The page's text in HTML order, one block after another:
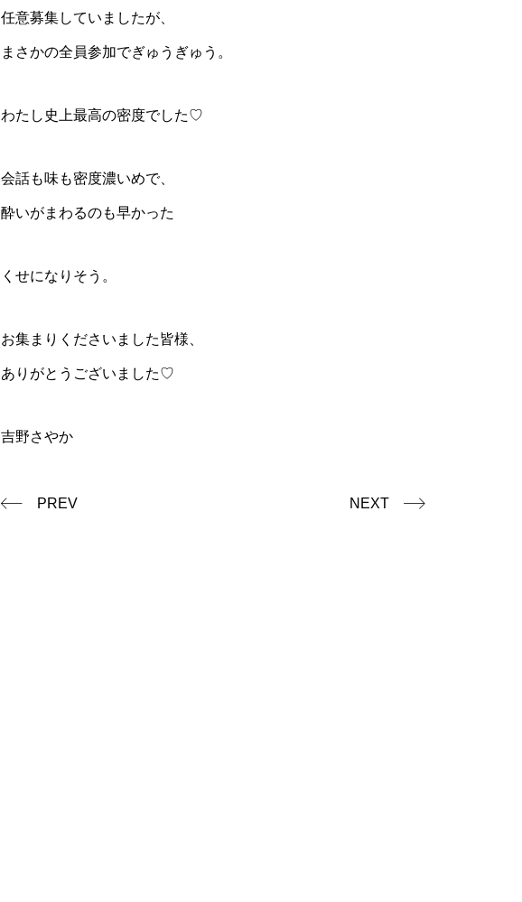
任意募集していましたが、
まさかの全員参加でぎゅうぎゅう。
わたし史上最高の密度でした♡
会話も味も密度濃いめで、
酔いがまわるのも早かった
くせになりそう。
お集まりくださいました皆様、
ありがとうございました♡
吉野さやか
PREV NEXT